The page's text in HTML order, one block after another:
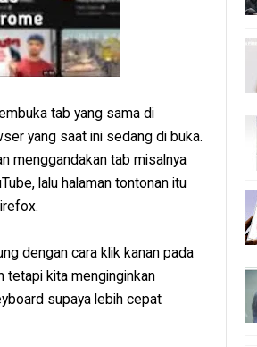
tab yang sama di
yang saat ini sedang di buka.
menggandakan tab misalnya
lalu halaman tontonan itu
dengan cara klik kanan pada
tetapi kita menginginkan
supaya lebih cepat